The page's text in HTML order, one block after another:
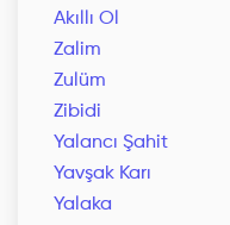
Akıllı Ol
Zalim
Zulüm
Zibidi
Yalancı Şahit
Yavşak Karı
Yalaka